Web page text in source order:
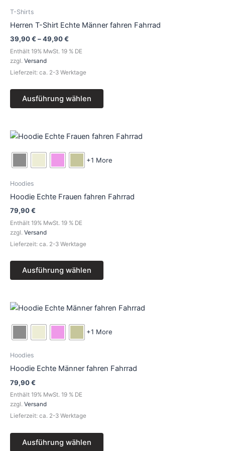
T-Shirts
Herren T-Shirt Echte Männer fahren Fahrrad
39,90€ –49,90€
Enthält 19% MwSt. 19 % DE
zzgl. Versand
Lieferzeit: ca. 2-3 Werktage
Ausführung wählen
+1 More
Hoodies
Hoodie Echte Frauen fahren Fahrrad
79,90€
Enthält 19% MwSt. 19 % DE
zzgl. Versand
Lieferzeit: ca. 2-3 Werktage
Ausführung wählen
Dieses
weist
auf.
gewählt
+1 More
Hoodies
Hoodie Echte Männer fahren Fahrrad
79,90€
Enthält 19% MwSt. 19 % DE
zzgl. Versand
Lieferzeit: ca. 2-3 Werktage
Ausführung wählen
Dieses
weist
auf.